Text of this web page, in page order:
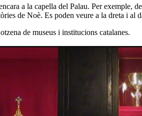
a la capella del Palau. Per
de Noè. Es poden veure a la dreta i al
de museus i institucions catalanes.